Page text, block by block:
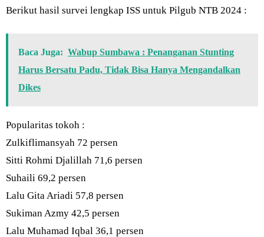
Berikut hasil survei lengkap ISS untuk Pilgub NTB 2024 :
Baca Juga: Wabup Sumbawa : Penanganan Stunting
Harus Bersatu Padu, Tidak Bisa Hanya Mengandalkan
Dikes
Popularitas tokoh :
Zulkiflimansyah 72 persen
Sitti Rohmi Djalillah 71,6 persen
Suhaili 69,2 persen
Lalu Gita Ariadi 57,8 persen
Sukiman Azmy 42,5 persen
Lalu Muhamad Iqbal 36,1 persen